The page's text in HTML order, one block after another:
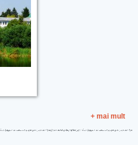
+ mai mult